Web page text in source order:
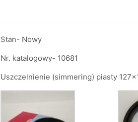
Stan- Nowy
Nr. katalogowy- 10681
Uszczelnienie (simmering) piasty